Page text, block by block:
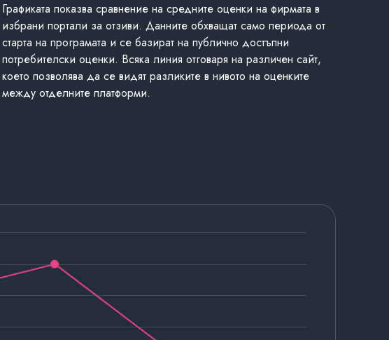
Графиката показва сравнение на средните оценки на фирмата в
избрани портали за отзиви. Данните обхващат само периода от
старта на програмата и се базират на публично достъпни
потребителски оценки. Всяка линия отговаря на различен сайт,
което позволява да се видят разликите в нивото на оценките
между отделните платформи.